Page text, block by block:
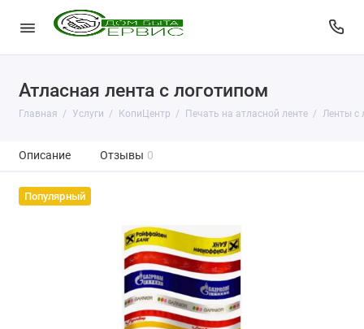
Атласная лента с логотипом
Главная Услуги КопиЦентр Печать на атласной ленте Ленты с
Описание Отзывы 0
Популярный